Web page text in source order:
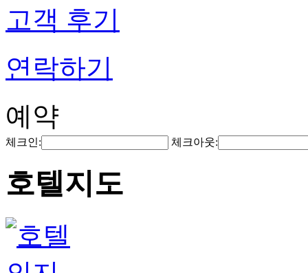
고객 후기
연락하기
예약
체크인: 체크아웃:
호텔지도